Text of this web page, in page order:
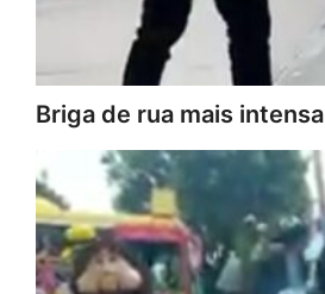
Briga de rua mais intensa